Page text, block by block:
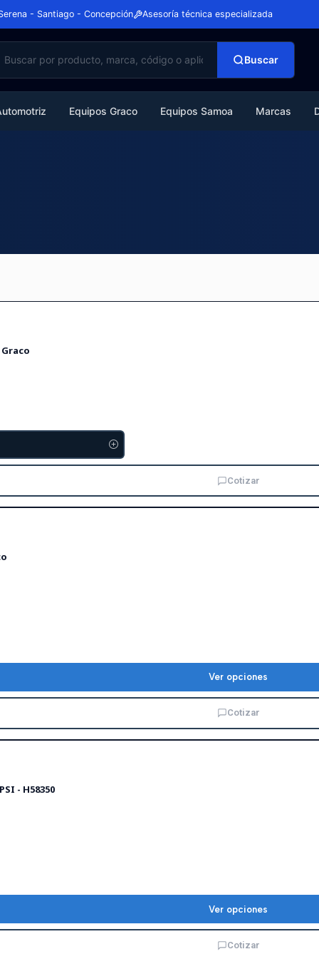
- Santiago - Concepción Asesoría técnica especializada
Buscar
Equipos Graco Equipos Samoa Marcas
Cotizar
Ver opciones
Cotizar
- H58350
Ver opciones
Cotizar